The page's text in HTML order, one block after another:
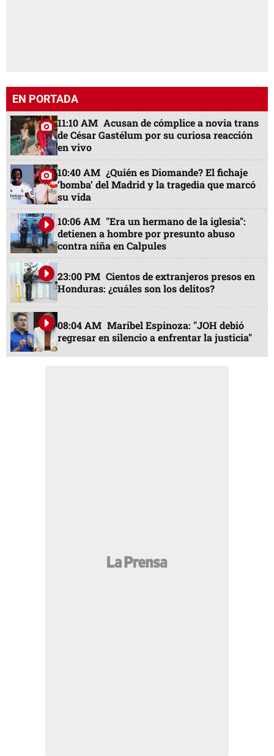
EN PORTADA
11:10 AM Acusan de cómplice a novia trans
de César Gastélum por su curiosa reacción
en vivo
10:40 AM ¿Quién es Diomande? El fichaje
‘bomba’ del Madrid y la tragedia que marcó
su vida
10:06 AM "Era un hermano de la iglesia":
detienen a hombre por presunto abuso
contra niña en Calpules
23:00 PM Cientos de extranjeros presos en
Honduras: ¿cuáles son los delitos?
08:04 AM Maribel Espinoza: "JOH debió
regresar en silencio a enfrentar la justicia"